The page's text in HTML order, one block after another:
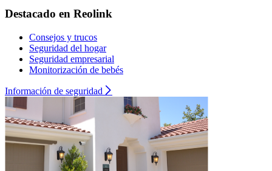
Destacado en Reolink
Consejos y trucos
Seguridad del hogar
Seguridad empresarial
Monitorización de bebés
Información de seguridad